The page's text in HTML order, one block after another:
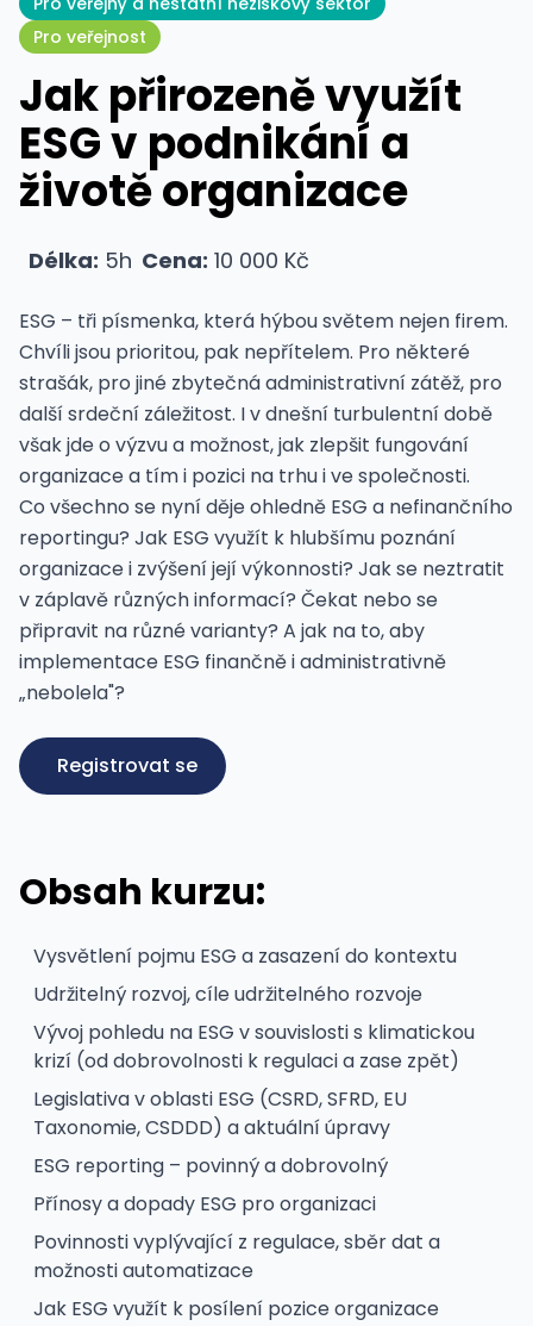
Pro veřejnost
Jak přirozeně využít
ESG v podnikání a
životě organizace
Délka: 5h Cena: 10 000 Kč
ESG – tři písmenka, která hýbou světem nejen firem.
Chvíli jsou prioritou, pak nepřítelem. Pro některé
strašák, pro jiné zbytečná administrativní zátěž, pro
další srdeční záležitost. I v dnešní turbulentní době
však jde o výzvu a možnost, jak zlepšit fungování
organizace a tím i pozici na trhu i ve společnosti.
Co všechno se nyní děje ohledně ESG a nefinančního
reportingu? Jak ESG využít k hlubšímu poznání
organizace i zvýšení její výkonnosti? Jak se neztratit
v záplavě různých informací? Čekat nebo se
připravit na různé varianty? A jak na to, aby
implementace ESG finančně i administrativně
„nebolela"?
Registrovat se
Obsah kurzu:
Vysvětlení pojmu ESG a zasazení do kontextu
Udržitelný rozvoj, cíle udržitelného rozvoje
Vývoj pohledu na ESG v souvislosti s klimatickou
krizí (od dobrovolnosti k regulaci a zase zpět)
Legislativa v oblasti ESG (CSRD, SFRD, EU
Taxonomie, CSDDD) a aktuální úpravy
ESG reporting – povinný a dobrovolný
Přínosy a dopady ESG pro organizaci
Povinnosti vyplývající z regulace, sběr dat a
možnosti automatizace
Jak ESG využít k posílení pozice organizace